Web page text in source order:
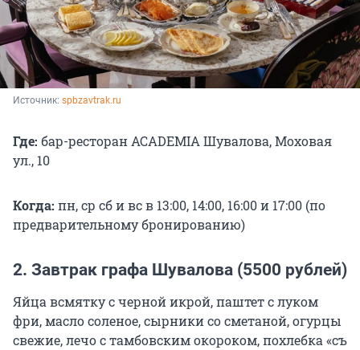
Источник: spbzavtrak.ru
Где: бар-ресторан ACADEMIA Шувалова, Моховая
ул., 10
Когда: пн, ср сб и вс в 13:00, 14:00, 16:00 и 17:00 (по
предварительному бронированию)
2. Завтрак графа Шувалова (5500 рублей)
Яйца всмятку с черной икрой, паштет с луком
фри, масло соленое, сырники со сметаной, огурцы
свежие, лечо с тамбовским окороком, похлебка «съ